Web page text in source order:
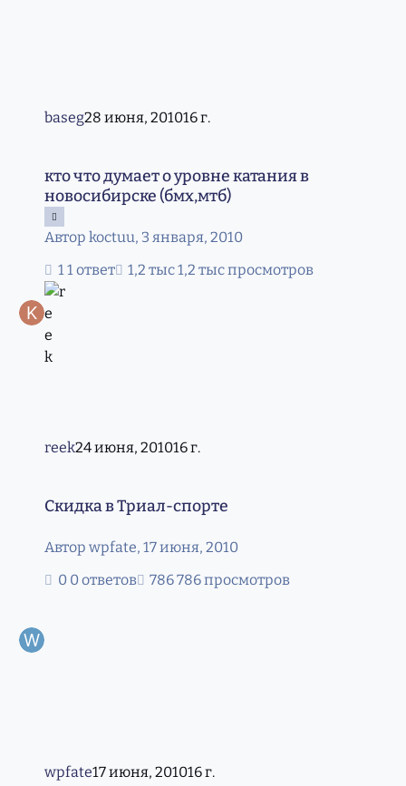
baseg28 июня, 201016 г.
кто что думает о уровне катания в
новосибирске (бмх,мтб)
Автор koctuu, 3 января, 2010
1 ответ
1,2 тыс просмотров
reek24 июня, 201016 г.
Скидка в Триал-спорте
Автор wpfate, 17 июня, 2010
0 ответов
786 просмотров
wpfate17 июня, 201016 г.